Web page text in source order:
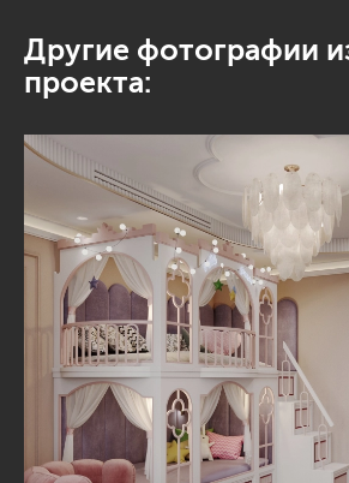
Другие фотографии
проекта: